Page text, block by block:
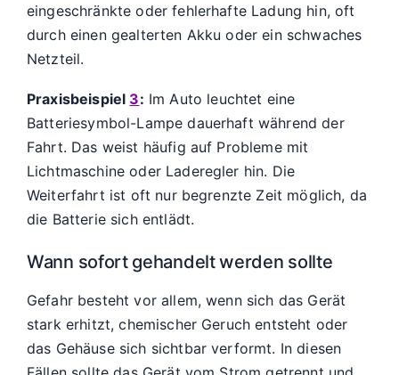
eingeschränkte oder fehlerhafte Ladung hin, oft
durch einen gealterten Akku oder ein schwaches
Netzteil.
Praxisbeispiel 3: Im Auto leuchtet eine
Batteriesymbol-Lampe dauerhaft während der
Fahrt. Das weist häufig auf Probleme mit
Lichtmaschine oder Laderegler hin. Die
Weiterfahrt ist oft nur begrenzte Zeit möglich, da
die Batterie sich entlädt.
Wann sofort gehandelt werden sollte
Gefahr besteht vor allem, wenn sich das Gerät
stark erhitzt, chemischer Geruch entsteht oder
das Gehäuse sich sichtbar verformt. In diesen